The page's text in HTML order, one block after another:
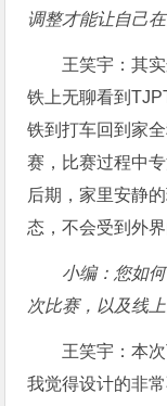
调整才能让自己
王笑宇：其
铁上无聊看到
铁到打车回到家
赛，比赛过程中
后期，家里安静
态，不会受到外界
小编：您如
次比赛，以及线
王笑宇：本
我觉得设计的非